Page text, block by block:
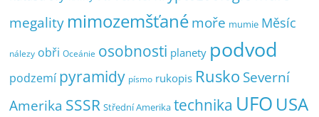
megality mimozemšťanémoře mumie Měsíc
nálezy obři Oceánie osobnosti planety podvod
podzemí pyramidy písmo rukopis Rusko Severní
Amerika SSSR Střední Amerika technika UFO USA